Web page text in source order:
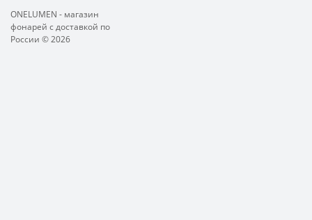
ONELUMEN - магазин
фонарей с доставкой по
России © 2026